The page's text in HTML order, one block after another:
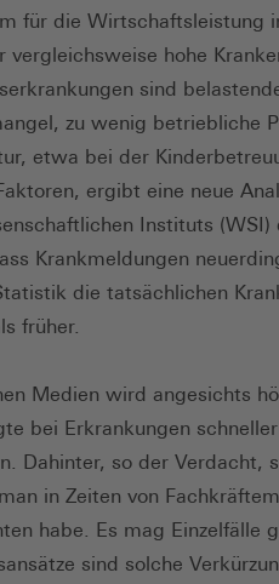
für die Wirtschaftsleistung
vergleichsweise hohe
sind
zu wenig betriebliche
etwa bei der
ergibt eine neue
Instituts
Krankmeldungen
die tatsächlichen
früher.
Medien wird angesichts
bei Erkrankungen
Dahinter, so der Verdacht,
in Zeiten von
habe. Es mag Einzelfälle
sind solche